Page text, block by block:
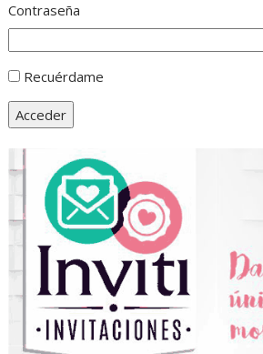
Contraseña
Recuérdame
Acceder